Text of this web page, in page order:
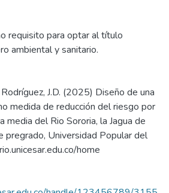
requisito para optar al título
ambiental y sanitario.
Rodríguez, J.D. (2025) Diseño de una
medida de reducción del riesgo por
media del Rio Sororia, la Jagua de
pregrado, Universidad Popular del
home